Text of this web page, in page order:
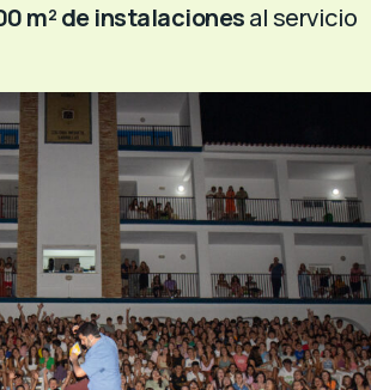
m² de instalacionesal servicio